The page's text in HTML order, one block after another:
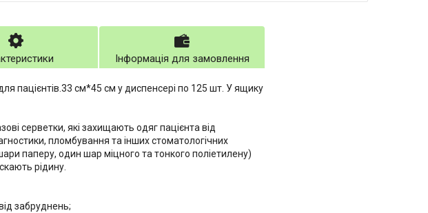
Інформація для замовлення
пацієнтів.33 см*45 см у диспенсері по 125 шт. У ящику
серветки, які захищають одяг пацієнта від
пломбування та інших стоматологічних
паперу, один шар міцного та тонкого поліетилену)
рідину.
забруднень;